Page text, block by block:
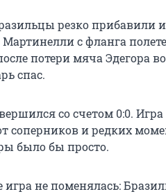
резко прибавили
с фланга
потери мяча Эдегора
спас.
со счетом 0:0.
соперников и редких
было бы просто.
не поменялась: